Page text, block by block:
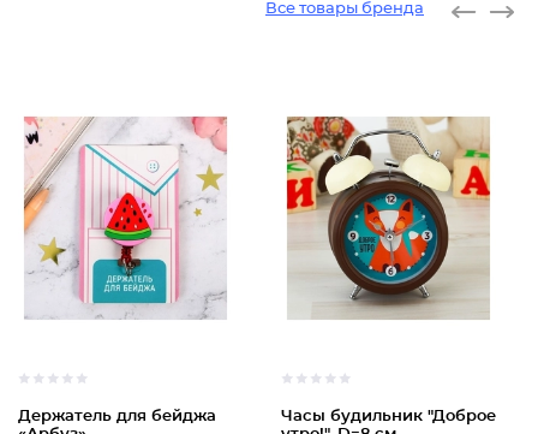
Все товары бренда
Держатель для бейджа
Часы будильник "Доброе